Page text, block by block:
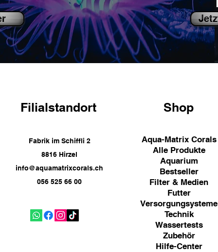
Filialstandort
Fabrik im Schiffli 2
8816 Hirzel
info@aquamatrixcorals.ch
056 525 66 00
Shop
Aqua-Matrix Corals
Alle Produkte
Aquarium
Bestseller
Filter & Medien
Futter
Versorgungsysteme
Technik
Wassertests
Zubehör
Hilfe-Center